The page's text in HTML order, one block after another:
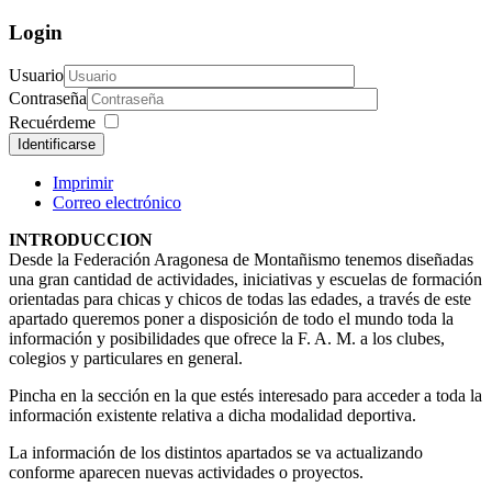
Login
Usuario
Contraseña
Recuérdeme
Identificarse
Imprimir
Correo electrónico
INTRODUCCION
Desde la Federación Aragonesa de Montañismo tenemos diseñadas
una gran cantidad de actividades, iniciativas y escuelas de formación
orientadas para chicas y chicos de todas las edades, a través de este
apartado queremos poner a disposición de todo el mundo toda la
información y posibilidades que ofrece la F. A. M. a los clubes,
colegios y particulares en general.
Pincha en la sección en la que estés interesado para acceder a toda la
información existente relativa a dicha modalidad deportiva.
La información de los distintos apartados se va actualizando
conforme aparecen nuevas actividades o proyectos.